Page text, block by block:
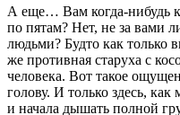
А еще… Вам когда-нибудь
по пятам? Нет, не за вами
людьми? Будто как только
же противная старуха с
человека. Вот такое
голову. И только здесь, как
и начала дышать полной